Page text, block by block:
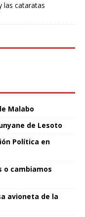
las cataratas
Malabo
de Lesoto
Política en
o cambiamos
avioneta de la